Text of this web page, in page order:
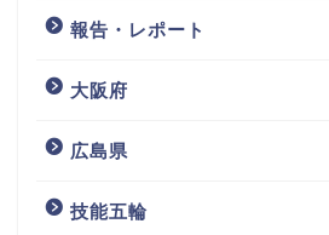
報告・レポート
大阪府
広島県
技能五輪